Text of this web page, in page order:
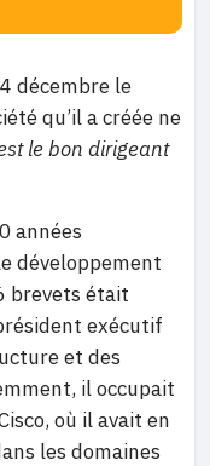
décembre le
qu’il a créée ne
le bon dirigeant
années
développement
brevets était
exécutif
et des
il occupait
où il avait en
les domaines